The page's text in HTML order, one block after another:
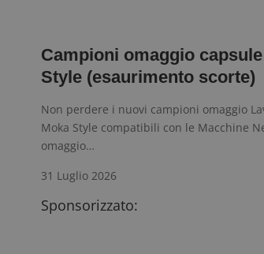
Campioni omaggio
Style (esaurimento scorte)
Non perdere i nuovi campioni omaggio
Moka Style compatibili con le Macchine
omaggio…
31 Luglio 2026
Sponsorizzato: